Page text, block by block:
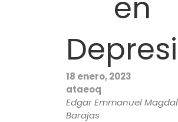
18 enero, 2023
ataeoq
Edgar Emmanuel
Barajas